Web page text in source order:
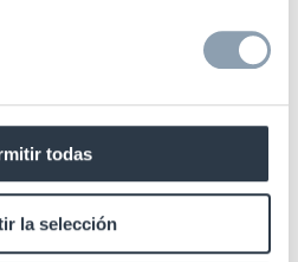
todas
la selección
remoto
el tiempo
del sistema
un 50 % de
correctas